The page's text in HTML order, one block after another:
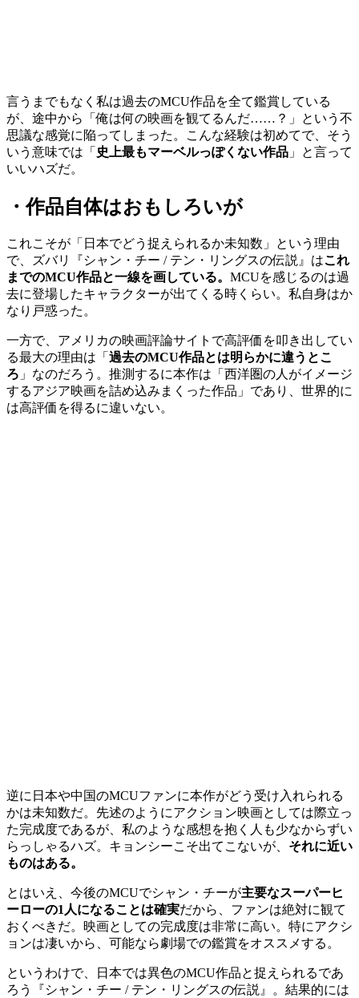
言うまでもなく私は過去のMCU作品を全て鑑賞している
が、途中から「俺は何の映画を観てるんだ……？」という不
思議な感覚に陥ってしまった。こんな経験は初めてで、そう
いう意味では「 史上最もマーベルっぽくない作品 」と言って
いいハズだ。
・作品自体はおもしろいが
これこそが「日本でどう捉えられるか未知数」という理由
で、ズバリ『シャン・チー / テン・リングスの伝説』はこれ
までのMCU作品と一線を画している。 MCUを感じるのは過
去に登場したキャラクターが出てくる時くらい。私自身はか
なり戸惑った。
一方で、アメリカの映画評論サイトで高評価を叩き出してい
る最大の理由は「 過去のMCU作品とは明らかに違うとこ
ろ 」なのだろう。推測するに本作は「西洋圏の人がイメージ
するアジア映画を詰め込みまくった作品」であり、世界的に
は高評価を得るに違いない。
逆に日本や中国のMCUファンに本作がどう受け入れられる
かは未知数だ。先述のようにアクション映画としては際立っ
た完成度であるが、私のような感想を抱く人も少なからずい
らっしゃるハズ。キョンシーこそ出てこないが、 それに近い
ものはある。
とはいえ、今後のMCUでシャン・チーが主要なスーパーヒ
ーローの1人になることは確実だから、ファンは絶対に観て
おくべきだ。映画としての完成度は非常に高い。特にアクシ
ョンは凄いから、可能なら劇場での鑑賞をオススメする。
というわけで、日本では異色のMCU作品と捉えられるであ
ろう『シャン・チー / テン・リングスの伝説』。結果的には